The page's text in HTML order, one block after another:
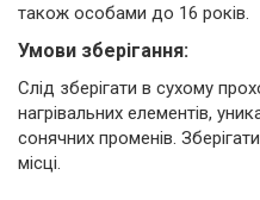
також особами до 16 років.
Умови зберігання:
Слід зберігати в сухому
нагрівальних елементів,
сонячних променів.
місці.